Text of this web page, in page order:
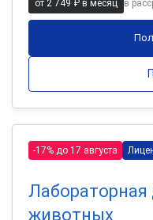
от 2 749 ₽ в месяц в
-17% до 17 августа
Лабораторная
животных